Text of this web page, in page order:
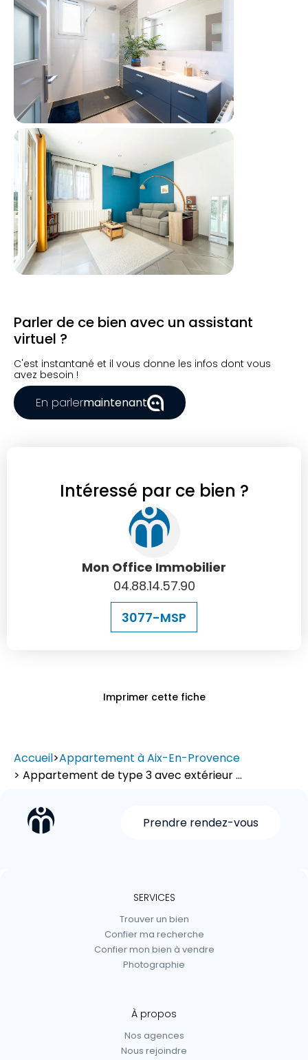
Parler de ce bien avec un assistant
virtuel ?
C'est instantané et il vous donne les infos dont vous
avez besoin !
En parlermaintenant
Intéressé par ce bien ?
Mon Office Immobilier
04.88.14.57.90
3077-MSP
Imprimer cette fiche
Accueil>Appartement à Aix-En-Provence
> Appartement de type 3 avec extérieur ...
Prendre rendez-vous
SERVICES
Trouver un bien
Confier ma recherche
Confier mon bien à vendre
Photographie
À propos
Nos agences
Nous rejoindre